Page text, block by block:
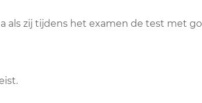
als zij tijdens het examen de test met